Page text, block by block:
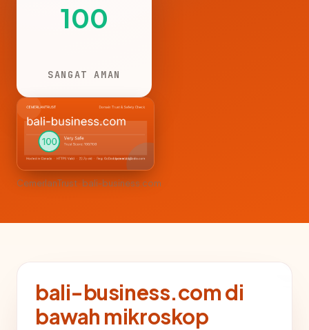
100
SANGAT AMAN
CemerlanTrust · bali-business.com
bali-business.com di
bawah mikroskop